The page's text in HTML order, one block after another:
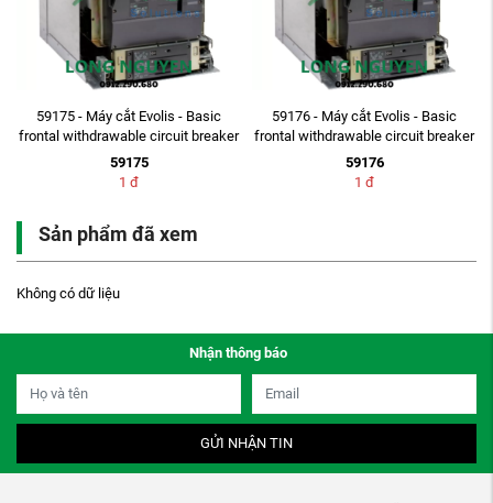
59175 - Máy cắt Evolis - Basic
frontal withdrawable circuit breaker
: 7.2 ...
59175
1 đ
59176 - Máy cắt Evolis - Basic
frontal withdrawable circuit breaker
: 7.2 ...
59176
1 đ
Sản phẩm đã xem
Không có dữ liệu
Nhận thông báo
GỬI NHẬN TIN